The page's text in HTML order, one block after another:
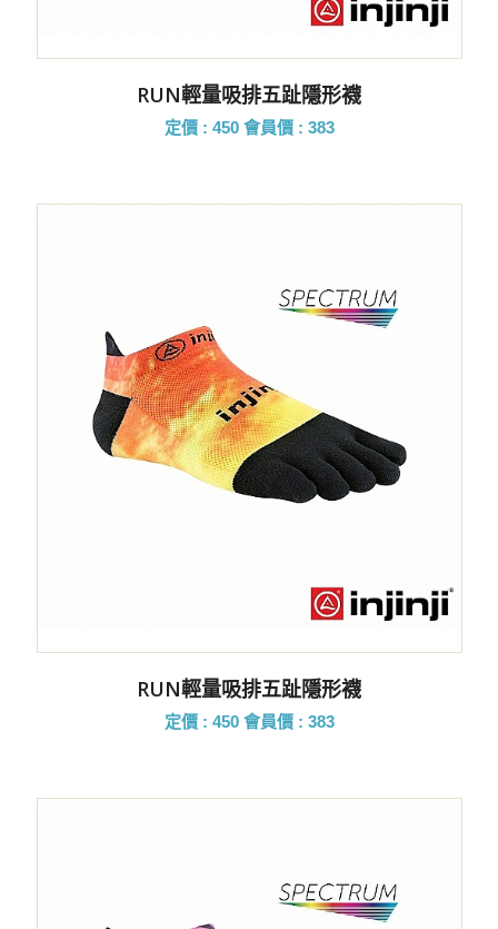
RUN輕量吸排五趾隱形襪
定價 : 450 會員價 : 383
RUN輕量吸排五趾隱形襪
定價 : 450 會員價 : 383